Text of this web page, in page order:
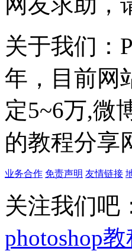
关于我们：
年，目前网
定5~6万,微
的教程分享
业务合作 免责声明 友情链接
关注我们吧
photoshop